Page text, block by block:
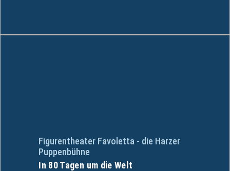
Figurentheater Favoletta - die Harzer
Puppenbühne
In 80 Tagen um die Welt